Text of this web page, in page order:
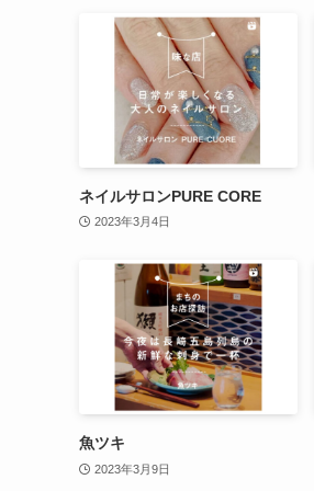
ネイルサロンPURE CORE
2023年3月4日
魚ツキ
2023年3月9日